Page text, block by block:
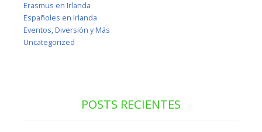
Erasmus en Irlanda
Españoles en Irlanda
Eventos, Diversión y Más
Uncategorized
POSTS RECIENTES